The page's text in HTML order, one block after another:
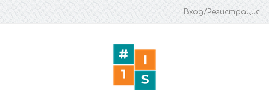
Вход/Регистрация